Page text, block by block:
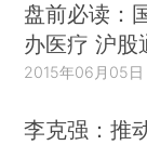
盘前必读：
办医疗 沪股
2015年06月05日
李克强：推